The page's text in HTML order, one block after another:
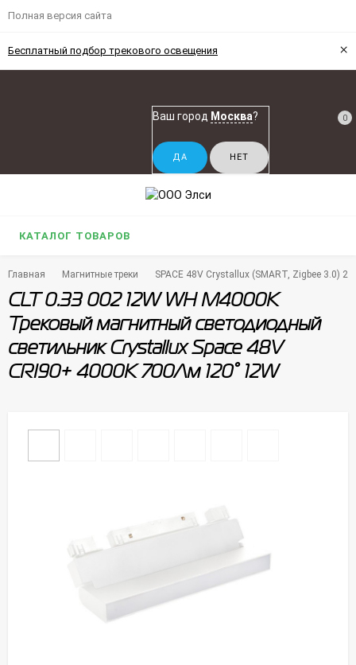
Полная версия сайта
Бесплатный подбор трекового освещения ×
Ваш город Москва? 0
КАТАЛОГ ТОВАРОВ
Главная Магнитные треки SPACE 48V Crystallux (SMART, Zigbee 3.0)
CLT 0.33 002 12W WH M4000K
Трековый магнитный светодиодный
светильник Crystallux Space 48V
CRI90+ 4000К 700Лм 120° 12W